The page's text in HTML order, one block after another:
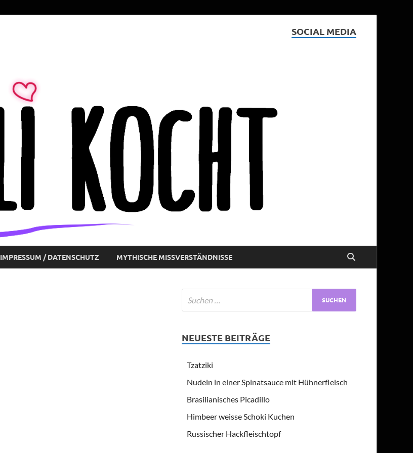
SOCIAL MEDIA
IMPRESSUM / DATENSCHUTZ MYTHISCHE MISSVERSTÄNDNISSE
NEUESTE BEITRÄGE
Tzatziki
Nudeln in einer Spinatsauce mit Hühnerfleisch
Brasilianisches Picadillo
Himbeer weisse Schoki Kuchen
Russischer Hackfleischtopf